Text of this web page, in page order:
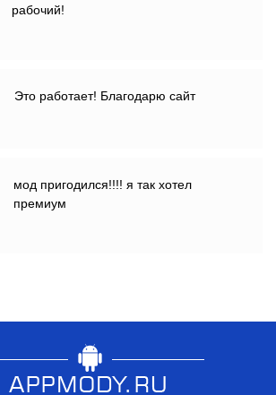
рабочий!
Это работает! Благодарю сайт
мод пригодился!!!! я так хотел
премиум